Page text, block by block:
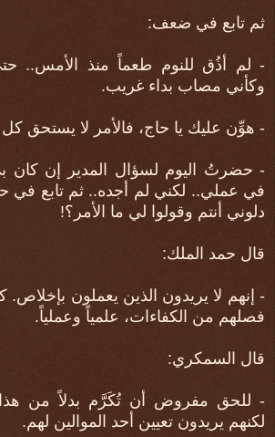
ثم تابع في ضعف:
- لم أذُق للنوم طعماً منذ الأمس..
وكأني مصاب بداء غريب.
- هوِّن عليك يا حاج، فالأمر لا يستحق كل
- حضرتُ اليوم لسؤال المدير إن
في عملي.. لكني لم أجده.. ثم تابع في
دلوني أنتم وقولوا لي ما الأمر؟!
قال حمد الملك:
- إنهم لا يريدون الذين يعملون
فصلهم من الكفاءات، علمياً وعملياً.
قال السمكري:
- للحق مفروض أن تُكَرَّم بدلاً من هذا
لكنهم يريدون تعيين أحد الموالين لهم.